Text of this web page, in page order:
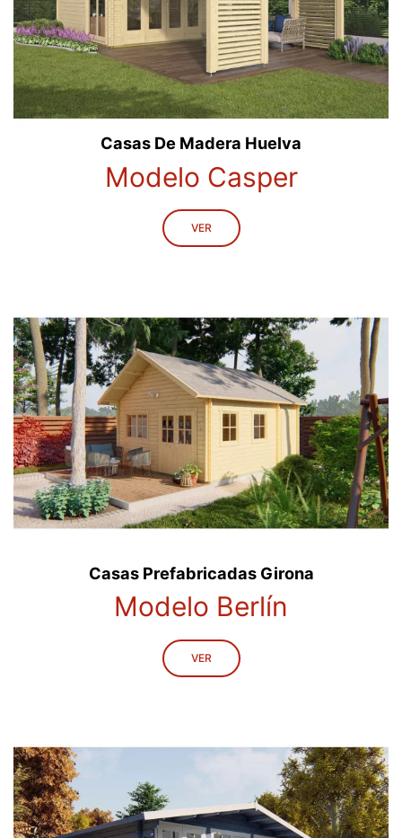
Casas De Madera Huelva
Modelo Casper
VER
Casas Prefabricadas Girona
Modelo Berlín
VER